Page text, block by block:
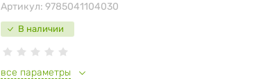
В наличии
Артикул: 9785041104030
все параметры